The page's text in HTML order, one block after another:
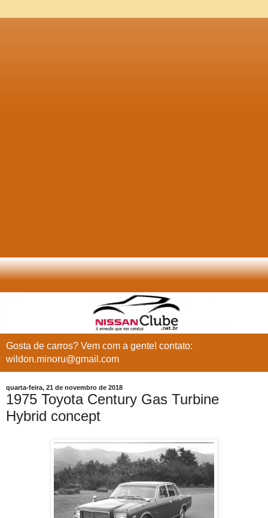
Gosta de carros? Vem com a gente! contato:
wildon.minoru@gmail.com
quarta-feira, 21 de novembro de 2018
1975 Toyota Century Gas Turbine
Hybrid concept